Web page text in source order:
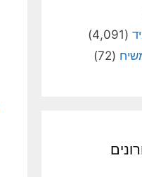
(4,091)
(72)